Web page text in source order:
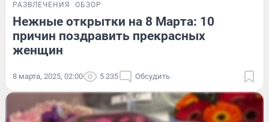
РАЗВЛЕЧЕНИЯ ОБЗОР
Нежные открытки на 8 Марта: 10
причин поздравить прекрасных
женщин
8 марта, 2025, 02:00 5 235 Обсудить